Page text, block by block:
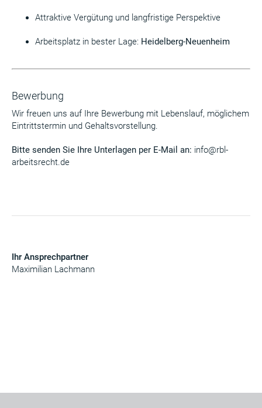
Attraktive Vergütung und langfristige Perspektive
Arbeitsplatz in bester Lage: Heidelberg-Neuenheim
Bewerbung
Wir freuen uns auf Ihre Bewerbung mit Lebenslauf, möglichem
Eintrittstermin und Gehaltsvorstellung.
Bitte senden Sie Ihre Unterlagen per E-Mail an: info@rbl-
arbeitsrecht.de
Ihr Ansprechpartner
Maximilian Lachmann